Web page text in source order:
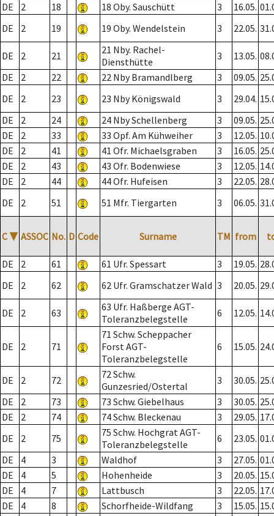
DE
2 18 18 Oby. Sauschütt 3 16.05.
DE
2 19 19 Oby. Wendelstein 3 22.05.
DE 2 21
21 Nby. Rachel-
Diensthütte
3 13.05.
DE
2 22 22 Nby Bramandlberg 3 09.05.
DE
2 23 23 Nby Königswald 3 29.04.
DE
2 24 24 Nby Schellenberg 3 09.05.
DE
2 33 33 Opf. Am Kühweiher 3 12.05.
DE
2 41 41 Ofr. Michaelsgraben 3 16.05.
DE
2 43 43 Ofr. Bodenwiese 3 12.05.
DE
2 44 44 Ofr. Hufeisen 3 22.05.
DE
2 51 51 Mfr. Tiergarten 3 06.05.
C ▼ ASSOC No. D Code Surname TM from
DE 2 61 61 Ufr. Spessart 3 19.05.
DE
2 62 62 Ufr. Gramschatzer Wald 3 20.05.
DE 2 63
63 Ufr. Haßberge AGT-
Toleranzbelegstelle
6 12.05.
DE 2 71
71 Schw. Scheppacher
Forst AGT-
Toleranzbelegstelle
6 15.05.
DE 2 72
72 Schw.
Gunzesried/Ostertal
3 30.05.
DE
2 73 73 Schw. Giebelhaus 3 30.05.
DE
2 74 74 Schw. Bleckenau 3 29.05.
DE
2 75
75 Schw. Hochgrat AGT-
Toleranzbelegstelle
6 23.05.
DE
4 3 Waldhof 3 27.05.
DE
4 5 Hohenheide 3 20.05.
DE
4 7 Lattbusch 3 22.05.
DE
4 8 Schorfheide-Wildfang 3 15.05.